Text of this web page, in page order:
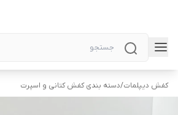
کفش دیپلمات/دسته بندی کفش کتانی و اسپرت